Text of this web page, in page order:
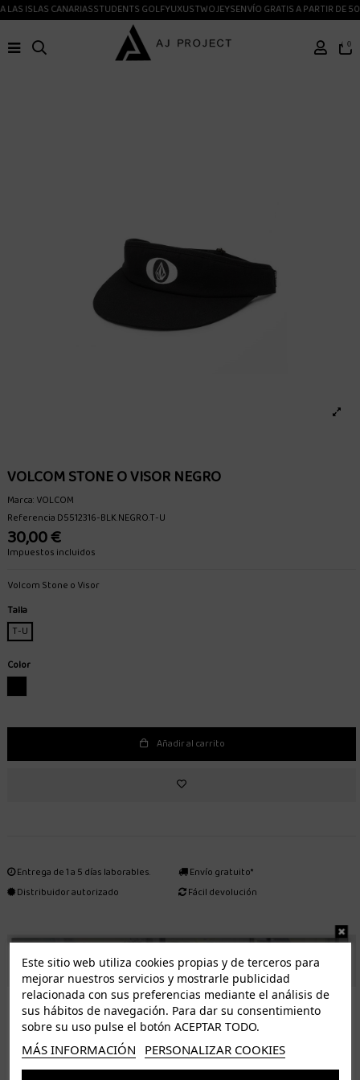
ISLAS CANARIASSTUDENTS GOLFYUXUSTWOJEYSENVÍO GRATIS A PARTIR DE
0
VOLCOM STONE O VISOR NEGRO
Marca:VOLCOM
ReferenciaD5512316-BLK.NEGRO.T-U
30,00 €
Impuestos incluidos
Volcom Stone o Visor
Talla
T-U
Color
Añadir al carrito
Entrega de 1 a 5 días laborables.
Distribuidor autorizado
Envío gratuito*
Fácil devolución
ENVÍO GRATUITO *
ISLAS CANARIAS
Tenerife 3.50€. Gratis a partir de 50€
Resto de islas 5€. Gratis a partir de 50€
Este sitio web utiliza cookies propias y de terceros para
mejorar nuestros servicios y mostrarle publicidad
relacionada con sus preferencias mediante el análisis de
sus hábitos de navegación. Para dar su consentimiento
sobre su uso pulse el botón ACEPTAR TODO.
MÁS INFORMACIÓN PERSONALIZAR COOKIES